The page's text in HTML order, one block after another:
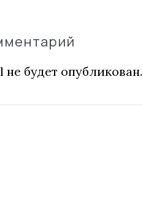
будет опубликован.